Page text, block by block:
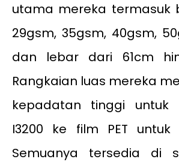
utama mereka termasuk
29gsm, 35gsm, 40gsm,
dan lebar dari 61cm
Rangkaian luas mereka
kepadatan tinggi untuk
I3200 ke film PET untuk
Semuanya tersedia di